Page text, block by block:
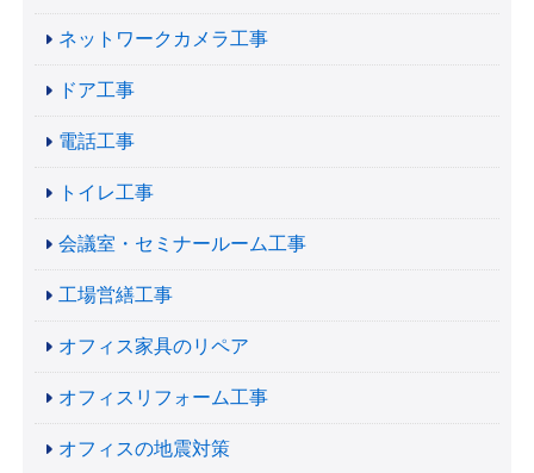
ネットワークカメラ工事
ドア工事
電話工事
トイレ工事
会議室・セミナールーム工事
工場営繕工事
オフィス家具のリペア
オフィスリフォーム工事
オフィスの地震対策